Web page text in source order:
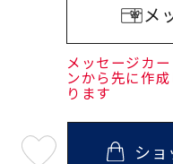
メ
メッセージカ
ンから先に作
ります
シ